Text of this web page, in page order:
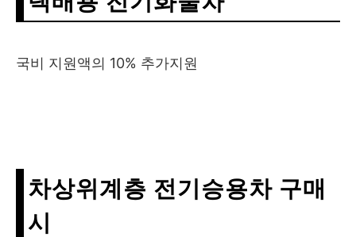
국비 지원액의 10% 추가지원
차상위계층 전기승용차 구매
시